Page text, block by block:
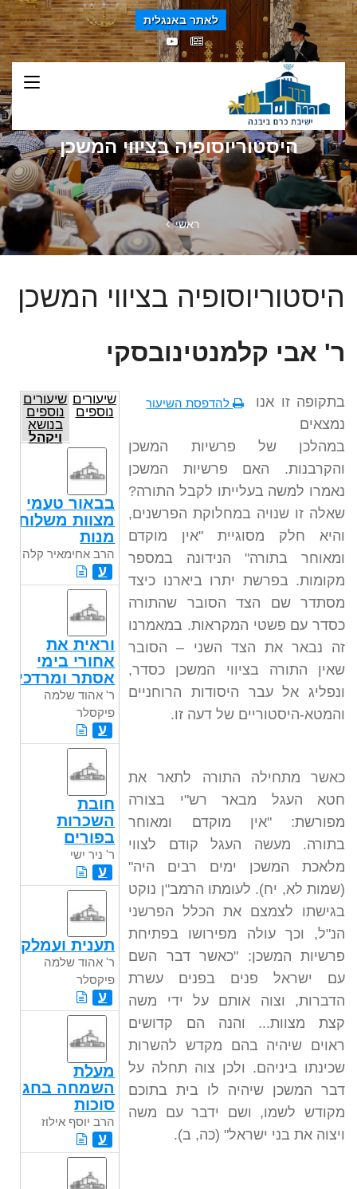
לאתר באנגלית
היסטוריוסופיה בציווי המשכן
ראשי
היסטוריוסופיה בציווי המשכן
ר' אבי קלמנטינובסקי
להדפסת השיעור
בתקופה זו אנו
נמצאים
במהלכן של פרשיות המשכן
והקרבנות. האם פרשיות המשכן
נאמרו למשה בעלייתו לקבל התורה?
שאלה זו שנויה במחלוקת הפרשנים,
והיא חלק מסוגיית "אין מוקדם
ומאוחר בתורה" הנידונה במספר
מקומות. בפרשת יתרו ביארנו כיצד
מסתדר שם הצד הסובר שהתורה
כסדר עם פשטי המקראות. במאמרנו
זה נבאר את הצד השני – הסובר
שאין התורה בציווי המשכן כסדר,
ונפליג אל עבר היסודות הרוחניים
והמטא-היסטוריים של דעה זו.
כאשר מתחילה התורה לתאר את
חטא העגל מבאר רש"י בצורה
מפורשת: "אין מוקדם ומאוחר
בתורה. מעשה העגל קודם לצווי
מלאכת המשכן ימים רבים היה"
(שמות לא, יח). לעומתו הרמב"ן נוקט
בגישתו לצמצם את הכלל הפרשני
הנ"ל, וכך עולה מפירושו בפתיחת
פרשיות המשכן: "כאשר דבר השם
עם ישראל פנים בפנים עשרת
הדברות, וצוה אותם על ידי משה
קצת מצוות... והנה הם קדושים
ראוים שיהיה בהם מקדש להשרות
שכינתו ביניהם. ולכן צוה תחלה על
דבר המשכן שיהיה לו בית בתוכם
מקודש לשמו, ושם ידבר עם משה
ויצוה את בני ישראל" (כה, ב).
שיעורים
נוספים
שיעורים
נוספים
בנושא
ויקהל
בבאור טעמי
מצוות משלוח
מנות
הרב אחימאיר קלה
ע
וראית את
אחורי בימי
אסתר ומרדכי
ר' אהוד שלמה
פיקסלר
ע
חובת
השכרות
בפורים
ר' ניר ישי
ע
תענית ועמלק
ר' אהוד שלמה
פיקסלר
ע
מעלת
השמחה בחג
סוכות
הרב יוסף אילוז
ע